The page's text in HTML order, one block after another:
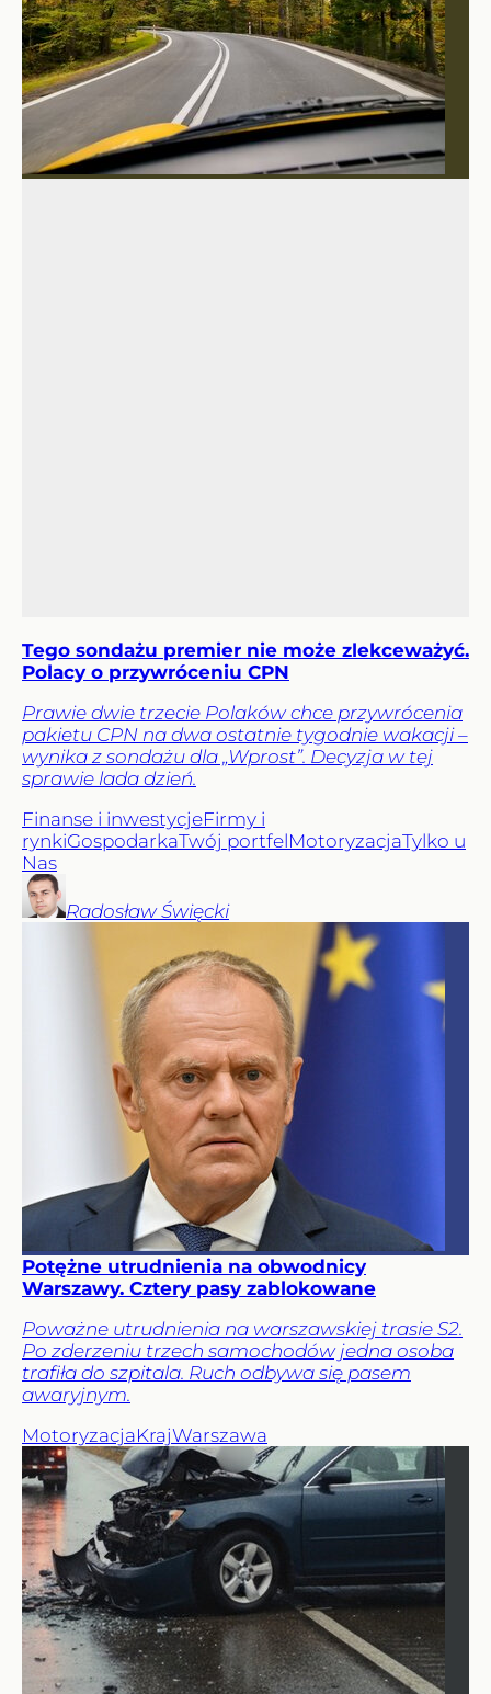
Tego sondażu premier nie może zlekceważyć.
Polacy o przywróceniu CPN
Prawie dwie trzecie Polaków chce przywrócenia
pakietu CPN na dwa ostatnie tygodnie wakacji –
wynika z sondażu dla „Wprost”. Decyzja w tej
sprawie lada dzień.
Finanse i inwestycjeFirmy i
rynkiGospodarkaTwój portfelMotoryzacjaTylko u
Nas
Radosław Święcki
Potężne utrudnienia na obwodnicy
Warszawy. Cztery pasy zablokowane
Poważne utrudnienia na warszawskiej trasie S2.
Po zderzeniu trzech samochodów jedna osoba
trafiła do szpitala. Ruch odbywa się pasem
awaryjnym.
MotoryzacjaKrajWarszawa